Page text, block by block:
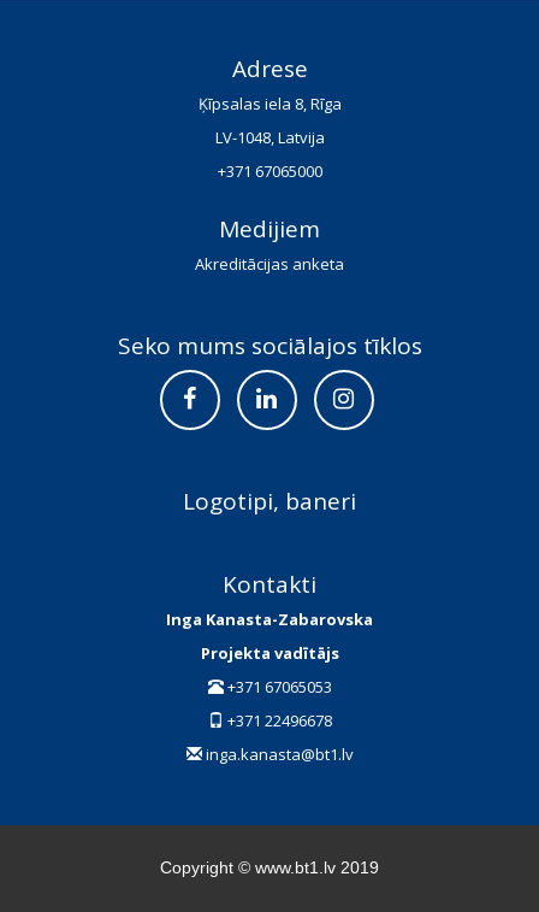
Adrese
Ķīpsalas iela 8, Rīga
LV-1048, Latvija
+371 67065000
Medijiem
Akreditācijas anketa
Seko mums sociālajos tīklos
Logotipi, baneri
Kontakti
Inga Kanasta-Zabarovska
Projekta vadītājs
+371 67065053
+371 22496678
inga.kanasta@bt1.lv
Copyright © www.bt1.lv 2019